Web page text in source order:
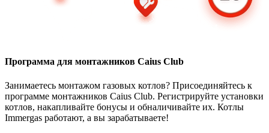
Программа для монтажников Caius Club
Занимаетесь монтажом газовых котлов? Присоединяйтесь к
программе монтажников Caius Club. Регистрируйте установки
котлов, накапливайте бонусы и обналичивайте их. Котлы
Immergas работают, а вы зарабатываете!